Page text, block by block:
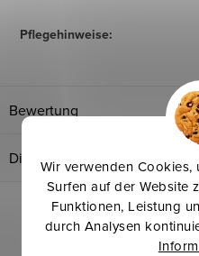
Wir verwenden
Surfen auf der Website
Funktionen, Leistung
durch Analysen
Pflegehinweise:
Bewertung
Diskussion